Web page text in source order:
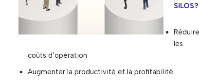
SILOS?
Réduire
les
coûts d’opération
Augmenter la productivité et la profitabilité